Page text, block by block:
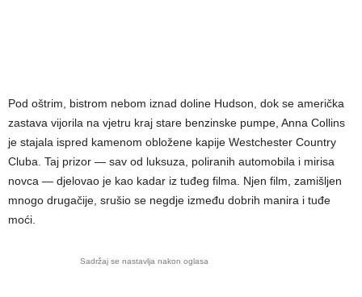
Pod oštrim, bistrom nebom iznad doline Hudson, dok se američka
zastava vijorila na vjetru kraj stare benzinske pumpe, Anna Collins
je stajala ispred kamenom obložene kapije Westchester Country
Cluba. Taj prizor — sav od luksuza, poliranih automobila i mirisa
novca — djelovao je kao kadar iz tuđeg filma. Njen film, zamišljen
mnogo drugačije, srušio se negdje između dobrih manira i tuđe
moći.
Sadržaj se nastavlja nakon oglasa